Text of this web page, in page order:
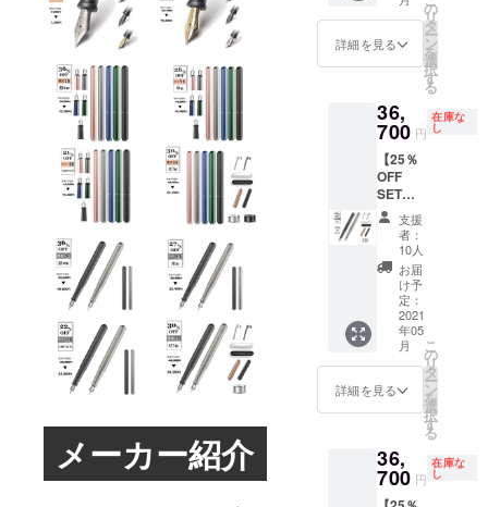
メーカー紹介
より出
が遅れ
る場合
チール
製で
す。）
※皆様の
り量産
効率が
向上し
た場
合、正
規販売
価格が
販売予
定価格
より下
がる可
能性も
ござい
ます。
※ご注文
使用部
材の供
造工程
上の都
合等に
予定価
格
48,950
※stilfor
m INK
Titaniu
m（万
年筆：
チタ
ン）の
カラー
は２色
からお
選びい
ただけ
ます。
※専用ク
リップ
のカ
ラーは
だけま
す。 ※
レザー
stilform
INK
Titaniu
m（万
年筆：
ン）×１
専用ク
リップ×
１、レ
ザー
ポーチ×
１、木
製ホル
ダー×
１、
ベース
（チタ
ン）×１
（販売
予定価
格
48,950
※stilfor
m INK
Titaniu
詳細を見る
の
リ
タ
ー
ン
を
選
択
す
る
36,
700 円
在庫な
し
【25％
OFF
SET
割】
stilform
INK
Titaniu
mコン
プリー
トセッ
stilform
INK
Titaniu
m（万
年筆：
ン）×１
専用ク
リップ×
支援
者：
10人
お届
け予
定：
2021
年05
月
詳細を見る
こ
の
リ
タ
ー
ン
を
選
択
す
る
36,
700 円
在庫な
し